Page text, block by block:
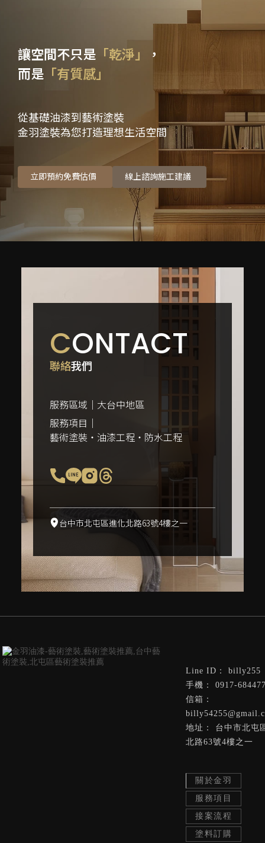
讓空間不只是 「乾淨」
，
而是 「有質感」
從基礎油漆到藝術塗裝
金羽塗裝為您打造理想生活空間
立即預約免費估價 線上諮詢施工建議
CONTACT
聯絡我們
服務區域｜ 大台中地區
服務項目｜
藝術塗裝・油漆工程・防水工程
台中市北屯區進化北路63號4樓之一
billy255
0917-
台中市北屯
北路63號4樓之一
關於金羽
服務項目
接案流程
塗料訂購